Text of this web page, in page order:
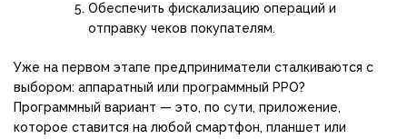
Обеспечить фискализацию операций и
отправку чеков покупателям.
Уже на первом этапе предприниматели сталкиваются с
выбором: аппаратный или программный РРО?
Программный вариант — это, по сути, приложение,
которое ставится на любой смартфон, планшет или